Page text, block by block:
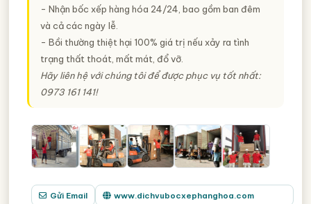
- Nhận bốc xếp hàng hóa 24/24, bao gồm ban đêm
và cả các ngày lễ.
- Bồi thường thiệt hại 100% giá trị nếu xảy ra tình
trạng thất thoát, mất mát, đổ vỡ.
Hãy liên hệ với chúng tôi để được phục vụ tốt nhất:
0973 161 141!
Gửi Email www.dichvubocxephanghoa.com